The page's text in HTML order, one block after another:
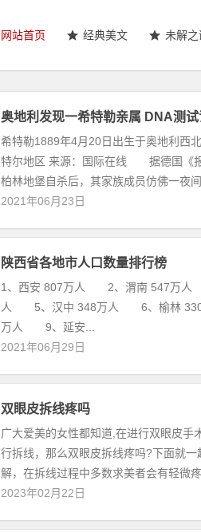
网站首页 经典美文 未解之
奥地利发现一希特勒亲属 DNA测
希特勒1889年4月20日出生于奥地利西
特尔地区 来源：国际在线 据德国《
柏林地堡自杀后，其家族成员仿佛一夜间
2021年06月23日
陕西省各地市人口数量排行榜
1、西安 807万人 2、渭南 547万
人 5、汉中 348万人 6、榆林
万人 9、延安...
2021年06月29日
双眼皮拆线疼吗
广大爱美的女性都知道,在进行双眼皮手
行拆线，那么双眼皮拆线疼吗?下面就
解，在拆线过程中多数求美者会有轻微疼
2023年02月22日